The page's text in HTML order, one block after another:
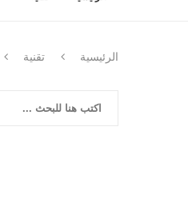
الرئيسية تقنية